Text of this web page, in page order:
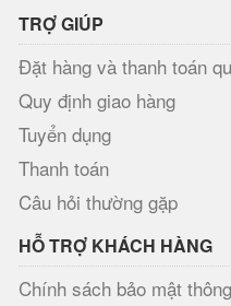
TRỢ GIÚP
Đặt hàng và thanh toán
Quy định giao hàng
Tuyển dụng
Thanh toán
Câu hỏi thường gặp
HỖ TRỢ KHÁCH HÀNG
Chính sách bảo mật